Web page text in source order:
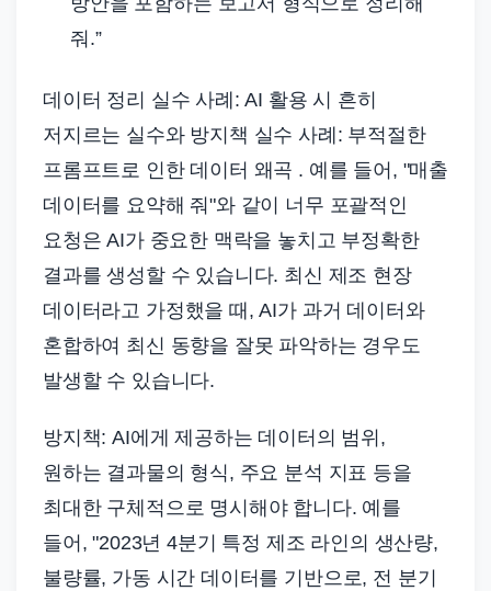
줘.”
데이터 정리 실수 사례: AI 활용 시 흔히
저지르는 실수와 방지책 실수 사례: 부적절한
프롬프트로 인한 데이터 왜곡 . 예를 들어, "매출
데이터를 요약해 줘"와 같이 너무 포괄적인
요청은 AI가 중요한 맥락을 놓치고 부정확한
결과를 생성할 수 있습니다. 최신 제조 현장
데이터라고 가정했을 때, AI가 과거 데이터와
혼합하여 최신 동향을 잘못 파악하는 경우도
발생할 수 있습니다.
방지책: AI에게 제공하는 데이터의 범위,
원하는 결과물의 형식, 주요 분석 지표 등을
최대한 구체적으로 명시해야 합니다. 예를
들어, "2023년 4분기 특정 제조 라인의 생산량,
불량률, 가동 시간 데이터를 기반으로, 전 분기